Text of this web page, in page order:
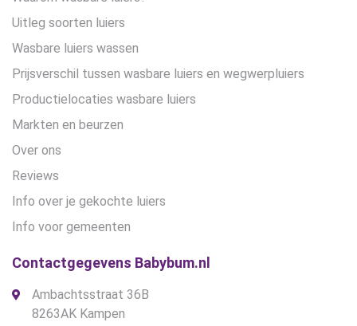
Uitleg soorten luiers
Wasbare luiers wassen
Prijsverschil tussen wasbare luiers en wegwerpluiers
Productielocaties wasbare luiers
Markten en beurzen
Over ons
Reviews
Info over je gekochte luiers
Info voor gemeenten
Contactgegevens Babybum.nl
Ambachtsstraat 36B
8263AK Kampen